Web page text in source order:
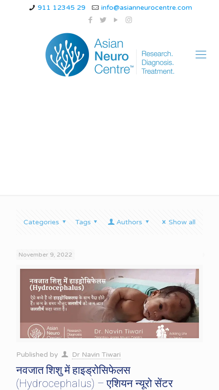
911 12345 29 info@asianneurocentre.com
Categories Tags Authors Show all
November 9, 2022
Published by Dr Navin Tiwari
नवजात शिशु में हाइड्रोसिफेलस
(Hydrocephalus) – एशियन न्यूरो सेंटर